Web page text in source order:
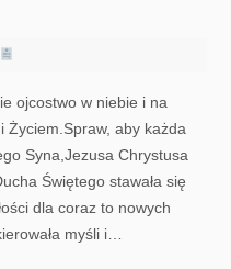
ojcostwo w niebie i na
Życiem.Spraw, aby każda
Syna,Jezusa Chrystusa
Świętego stawała się
dla coraz to nowych
myśli i…